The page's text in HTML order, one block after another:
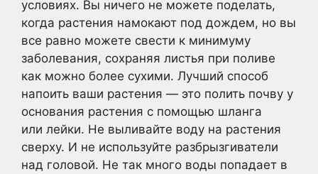
условиях. Вы ничего не можете поделать,
когда растения намокают под дождем, но вы
все равно можете свести к минимуму
заболевания, сохраняя листья при поливе
как можно более сухими. Лучший способ
напоить ваши растения — это полить почву у
основания растения с помощью шланга
или лейки. Не выливайте воду на растения
сверху. И не используйте разбрызгиватели
над головой. Не так много воды попадает в